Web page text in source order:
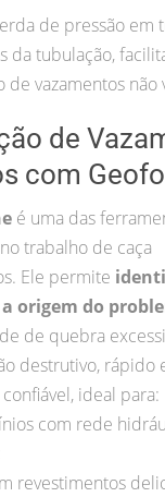
de pressão em
da tubulação,
de vazamentos não
de
com
é uma das
trabalho de caça
Ele permite
origem do
de quebra
destrutivo, rápido
ideal para:
com rede
revestimentos